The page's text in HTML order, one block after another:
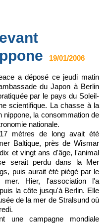
19/01/2006
a déposé ce jeudi matin
du Japon à Berlin
par le pays du Soleil-
scientifique. La chasse à la
nippone, la consommation de
nationale.
mètres de long avait été
Baltique, près de Wismar
et vingt ans d'âge, l'animal
serait perdu dans la Mer
puis aurait été piégé par le
Hier, l'association l'a
la côte jusqu'à Berlin. Elle
de la mer de Stralsund où
une campagne mondiale